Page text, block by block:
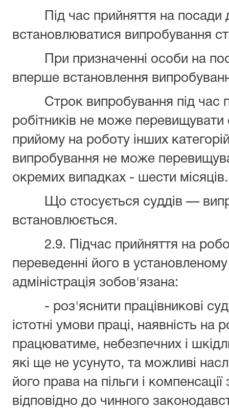
Під час прийняття на посади
встановлюватися випробування
При призначенні особи на
вперше встановлення
Строк випробування під час
робітників не може перевищувати
прийому на роботу інших
випробування не може
окремих випадках - шести місяців.
Що стосується суддів —
встановлюється.
2.9. Підчас прийняття на
переведенні його в
адміністрація зобов'язана:
- роз'яснити працівникові
істотні умови праці, наявність на
працюватиме, небезпечних і
які ще не усунуто, та можливі
його права на пільги і
відповідно до чинного